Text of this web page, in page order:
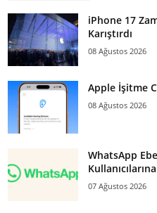
iPhone 17
Karıştırdı
08 Ağustos 2026
Apple İşitme
08 Ağustos 2026
WhatsApp
07 Ağustos 2026